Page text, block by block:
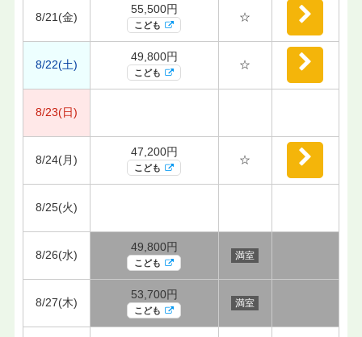
8/21(金)
55,500円
こども
☆
8/22(土)
49,800円
こども
☆
8/23(日)
8/24(月)
47,200円
こども
☆
8/25(火)
8/26(水)
49,800円
こども
満室
8/27(木)
53,700円
こども
満室